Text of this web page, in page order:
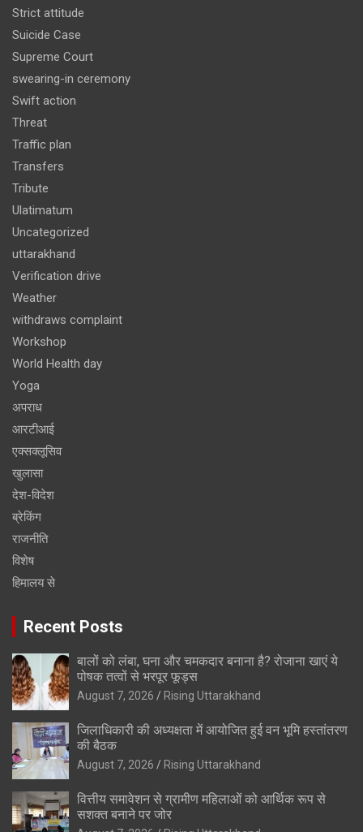
Strict attitude
Suicide Case
Supreme Court
swearing-in ceremony
Swift action
Threat
Traffic plan
Transfers
Tribute
Ulatimatum
Uncategorized
uttarakhand
Verification drive
Weather
withdraws complaint
Workshop
World Health day
Yoga
अपराध
आरटीआई
एक्सक्लूसिव
खुलासा
देश-विदेश
ब्रेकिंग
राजनीति
विशेष
हिमालय से
Recent Posts
बालों को लंबा, घना और चमकदार बनाना है? रोजाना खाएं ये
पोषक तत्वों से भरपूर फूड्स
August 7, 2026 Rising Uttarakhand
जिलाधिकारी की अध्यक्षता में आयोजित हुई वन भूमि हस्तांतरण
की बैठक
August 7, 2026 Rising Uttarakhand
वित्तीय समावेशन से ग्रामीण महिलाओं को आर्थिक रूप से
सशक्त बनाने पर जोर